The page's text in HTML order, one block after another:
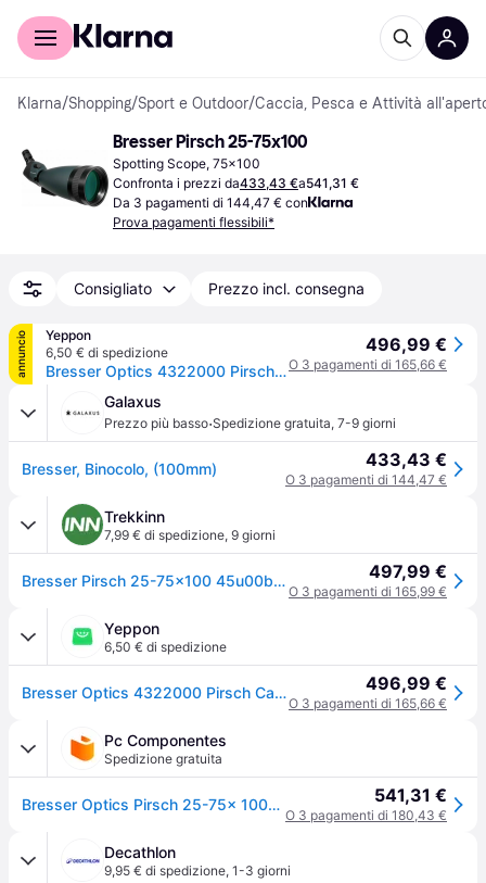
Per il tuo shopping
Klarna/Shopping/Sport e Outdoor/Caccia, Pesca e Attività
Bresser Pirsch 25-75x100
Spotting Scope, 75x100
Confronta i prezzi da433,43 €a541,31 €
Da 3 pagamenti di 144,47 € con
Prova pagamenti flessibili*
Consigliato Prezzo incl. consegna
annuncio
Yeppon
6,50 € di spedizione
Bresser Optics 4322000 Pirsch Cannocchiale 25-75x100 mm BaK-4 impermeabile con adattatore treppiede 1-4'' colore Nero
496,99 €
O 3 pagamenti di 165,66 €
Galaxus
Prezzo più basso·Spedizione gratuita, 7-9 giorni
Bresser, Binocolo, (100mm) 433,43 €
O 3 pagamenti di 144,47 €
Trekkinn
7,99 € di spedizione, 9 giorni
Bresser Pirsch 25-75x100 45u00b0 Telescope Nero 497,99 €
O 3 pagamenti di 165,99 €
Yeppon
6,50 € di spedizione
Bresser Optics 4322000 Pirsch Cannocchiale 25-75x100 mm BaK-4 impermeabile con adattatore treppiede 1-4'' colore Nero 496,99 €
O 3 pagamenti di 165,66 €
Pc Componentes
Spedizione gratuita
Bresser Optics Pirsch 25-75x 100mm cannocchiale BK-7 Nero 541,31 €
O 3 pagamenti di 180,43 €
Decathlon
9,95 € di spedizione, 1-3 giorni